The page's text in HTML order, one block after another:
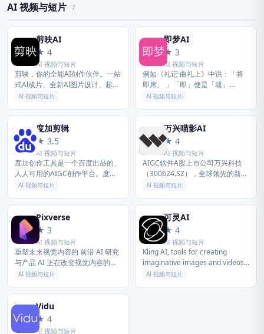
AI 视频与短片 7
剪
剪映AI
★ 4
AI 视频与短片
剪映，你的全能AI创作伙伴。一站
式Al成片、全新Al图片设计、超智
能Al配音、多轨道编辑AI功能等，
手，专业创作者也能高效出片...
AI 视频与短片
即
即梦AI
★ 3
AI 视频与短片
例如《礼记·曲礼上》中说：「将
即席。 」「即」便是「就」
「到」的意思，这个意义也是
在古文中这个意义还可引申表示
「迎合、符合」...
AI 视频与短片
度
度加剪辑
★ 3.5
AI 视频与短片
度加创作工具是一个百度出品的、
人人可用的AIGC创作平台。度加
致力于通过AI能力降低内容生成门
度AIGC能力，引领跨时代的内...
AI 视频与短片
万
万兴喵影AI
★ 4
AI 视频与短片
AIGC软件A股上市公司万兴科技
（300624.SZ），全球领先的新生
代数字创意赋能者，致力于成为全
年软件老店。公司以「让世...
AI 视频与短片
P
Pixverse
★ 3
AI 视频与短片
重塑未来视觉内容的 前沿 AI 研究
与产品 AI 正在改变视觉内容的创
作和消费方式，PixVerse 致力于
释放无限想象力和...
AI 视频与短片
可
可灵AI
★ 4
AI 视频与短片
Kling AI, tools for creating
imaginative images and videos,
based on state-of...
AI 视频与短片
V
Vidu
★ 4
AI 视频与短片